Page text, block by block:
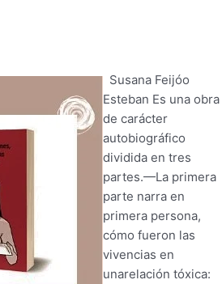
Susana Feijóo
Esteban Es una obra
de carácter
autobiográfico
dividida en tres
partes.—La primera
parte narra en
primera persona,
cómo fueron las
vivencias en
unarelación tóxica: